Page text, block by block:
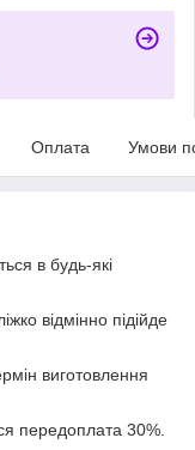
Оплата Умови
в будь-які
відмінно підійде
виготовлення
передоплата 30%.